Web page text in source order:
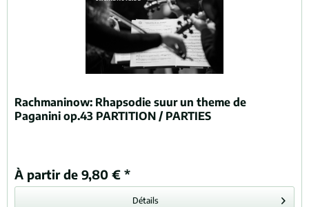
Rachmaninow: Rhapsodie suur un theme de
Paganini op.43 PARTITION / PARTIES
À partir de 9,80 € *
Détails